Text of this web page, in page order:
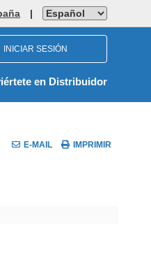
|
INICIAR SESIÓN
en Distribuidor
E-MAIL IMPRIMIR